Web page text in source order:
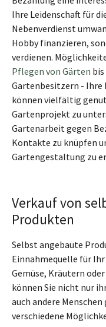
Ihre Leidenschaft für
Nebenverdienst
Hobby finanzieren,
verdienen.
Pflegen von Gärten
Gartenbesitzern - Ihre
können vielfältig
Gartenprojekt zu
Gartenarbeit gegen
Kontakte zu knüpfen
Gartengestaltung zu
Verkauf von
Produkten
Selbst angebaute
Einnahmequelle für
Gemüse, Kräutern
können Sie nicht nur
auch andere
verschiedene